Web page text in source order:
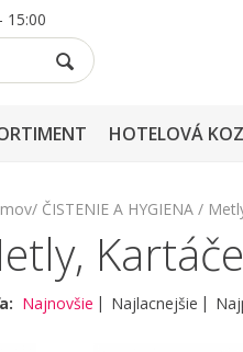
HOTELOVÁ
ČISTENIE A HYGIENA
Najnovšie Najlacnejšie